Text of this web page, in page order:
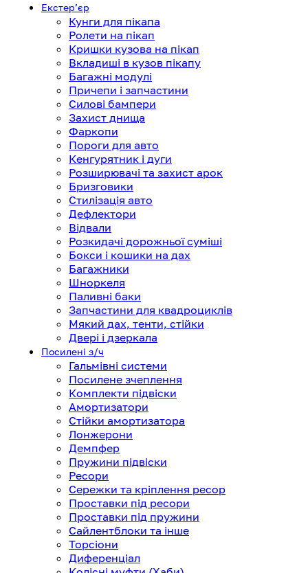
Екстерʼєр
Кунги для пікапа
Ролети на пікап
Кришки кузова на пікап
Вкладиші в кузов пікапу
Багажні модулі
Причепи і запчастини
Силові бампери
Захист днища
Фаркопи
Пороги для авто
Кенгурятник і дуги
Розширювачі та захист арок
Бризговики
Стилізація авто
Дефлектори
Відвали
Розкидачі дорожньої суміші
Бокси і кошики на дах
Багажники
Шноркеля
Паливні баки
Запчастини для квадроциклів
Мякий дах, тенти, стійки
Двері і дзеркала
Посилені з/ч
Гальмівні системи
Посилене зчеплення
Комплекти підвіски
Амортизатори
Стійки амортизатора
Лонжерони
Демпфер
Пружини підвіски
Ресори
Сережки та кріплення ресор
Проставки під ресори
Проставки під пружини
Сайлентблоки та інше
Торсіони
Диференціал